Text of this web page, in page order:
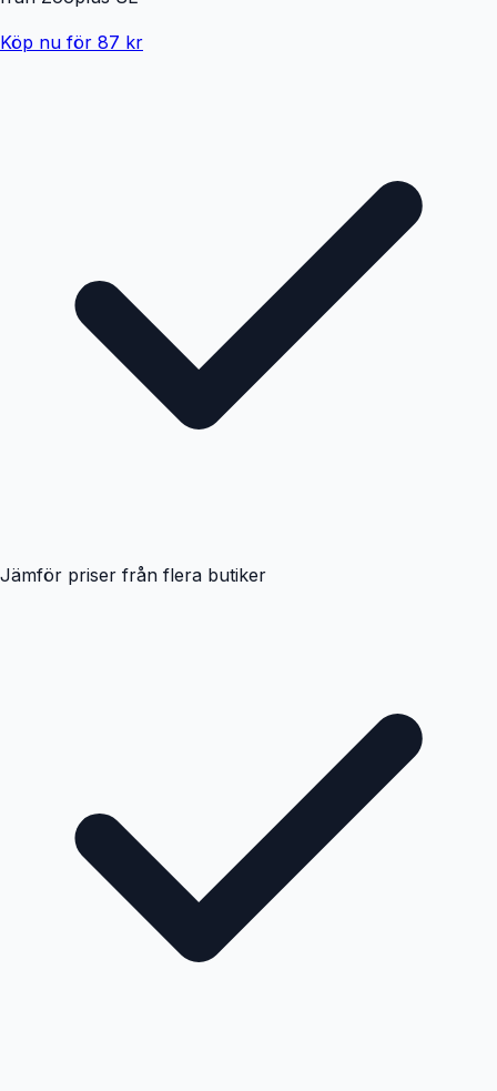
Köp nu för 87 kr
Jämför priser från flera butiker